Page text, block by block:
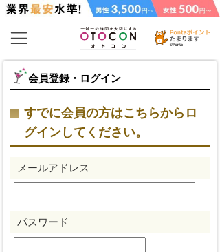
会員登録・ログイン
すでに会員の方はこちらからロ
グインしてください。
メールアドレス
パスワード